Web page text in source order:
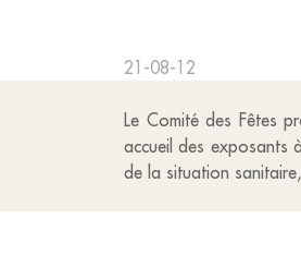
21-08-12
Le Comité des Fêtes
accueil des exposants
de la situation